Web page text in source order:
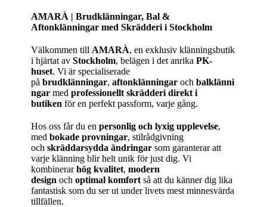
AMARÀ | Brudklänningar, Bal &
Aftonklänningar med Skrädderi i Stockholm
Välkommen till AMARÀ, en exklusiv klänningsbutik
i hjärtat avStockholm, belägen i det anrikaPK-
huset. Vi är specialiserade
påbrudklänningar,aftonklänningar ochbalklänni
ngar medprofessionellt skrädderi direkt i
butiken för en perfekt passform, varje gång.
Hos oss får du enpersonlig och lyxig upplevelse,
medbokade provningar, stilrådgivning
ochskräddarsydda ändringar som garanterar att
varje klänning blir helt unik för just dig. Vi
kombinerarhög kvalitet,modern
design ochoptimal komfort så att du känner dig lika
fantastisk som du ser ut under livets mest minnesvärda
tillfällen.